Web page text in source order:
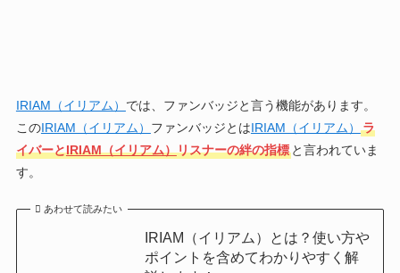
IRIAM（イリアム） では、ファンバッジと言う機能があります。
このIRIAM（イリアム） ファンバッジとはIRIAM（イリアム）
ラ
イバーとIRIAM（イリアム）リスナーの絆の指標と言われていま
す。
あわせて読みたい
IRIAM（イリアム）とは？使い方や
ポイントを含めてわかりやすく解